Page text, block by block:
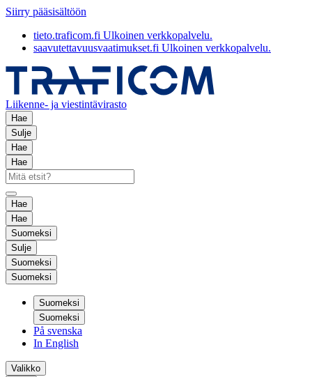
Siirry pääsisältöön
tieto.traficom.fi Ulkoinen verkkopalvelu.
saavutettavuusvaatimukset.fi Ulkoinen verkkopalvelu.
Liikenne- ja viestintävirasto
Hae
Sulje
Hae
Hae
Hae
Hae
Suomeksi
Sulje
Suomeksi
Suomeksi
Suomeksi
Suomeksi
På svenska
In English
Valikko